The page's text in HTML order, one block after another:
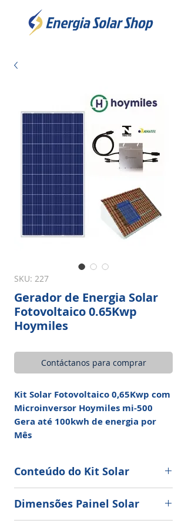
SKU: 227
Gerador de Energia Solar
Fotovoltaico 0.65Kwp
Hoymiles
Contáctanos para comprar
Kit Solar Fotovoltaico 0,65Kwp com
Microinversor Hoymiles mi-500
Gera até 100kwh de energia por
Mês
Conteúdo do Kit Solar
Policristalino 265W Marca ZNShine
Solar ZXP6-60-265/P
Dimensões Painel Solar